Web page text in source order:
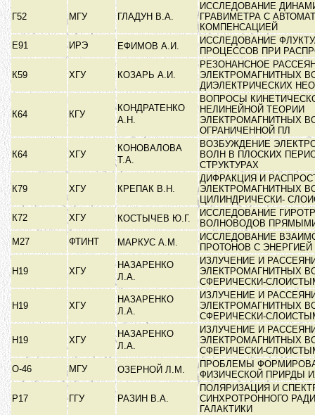
Г52 МГУ ГЛАДУН В.А.
ИССЛЕДОВАНИЕ
ГРАВИМЕТРА С
КОМПЕНСАЦИЕЙ
Е91
ИРЭ ЕФИМОВ А.И.
ИССЛЕДОВАНИЕ
ПРОЦЕССОВ ПРИ
К59 ХГУ КОЗАРЬ А.И.
РЕЗОНАНСНОЕ
ЭЛЕКТРОМАГНИТНЫХ
ДИЭЛЕКТРИЧЕСКИХ
К64 КГУ
КОНДРАТЕНКО
А.Н.
ВОПРОСЫ
НЕЛИНЕЙНОЙ ТЕОРИИ
ЭЛЕКТРОМАГНИТНЫХ
ОГРАНИЧЕННОЙ ПЛ
К64 ХГУ
КОНОВАЛОВА
Т.А.
ВОЗБУЖДЕНИЕ
ВОЛН В ПЛОСКИХ
СТРУКТУРАХ
К79 ХГУ КРЕПАК В.Н.
ДИФРАКЦИЯ И
ЭЛЕКТРОМАГНИТНЫХ
ЦИЛИНДРИЧЕСКИ-
К72
ХГУ КОСТЫЧЕВ Ю.Г.
ИССЛЕДОВАНИЕ
ВОЛНОВОДОВ
М27
ФТИНТ МАРКУС А.М.
ИССЛЕДОВАНИЕ
ПРОТОНОВ С ЭНЕРГИЕЙ
Н19 ХГУ
НАЗАРЕНКО
Л.А.
ИЗЛУЧЕНИЕ И
ЭЛЕКТРОМАГНИТНЫХ
СФЕРИЧЕСКИ-
Н19 ХГУ
НАЗАРЕНКО
Л.А.
ИЗЛУЧЕНИЕ И
ЭЛЕКТРОМАГНИТНЫХ
СФЕРИЧЕСКИ-
Н19 ХГУ
НАЗАРЕНКО
Л.А.
ИЗЛУЧЕНИЕ И
ЭЛЕКТРОМАГНИТНЫХ
СФЕРИЧЕСКИ-
О-46
МГУ ОЗЕРНОЙ Л.М.
ПРОБЛЕМЫ
ФИЗИЧЕСКОЙ ПРИРДЫ
Р17 ГГУ РАЗИН В.А.
ПОЛЯРИЗАЦИЯ И
СИНХРОТРОННОГО
ГАЛАКТИКИ